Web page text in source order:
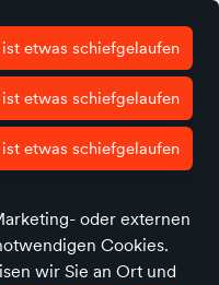
nachvollziehen
Verhalten
oder externen
Cookies.
wir Sie an Ort und
Wunschliste Warenkorb
Unsere Händler